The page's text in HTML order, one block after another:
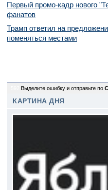
Первый промо-кадр нового
фанатов
Трамп ответил на
поменяться местами
Выделите ошибку и отправьте по
КАРТИНА ДНЯ